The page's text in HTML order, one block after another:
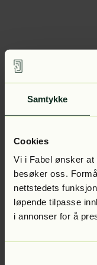
Samtykke
Cookies
Vi i Fabel ønsker at
besøker oss.
nettstedets
løpende tilpasse
i annonser for å